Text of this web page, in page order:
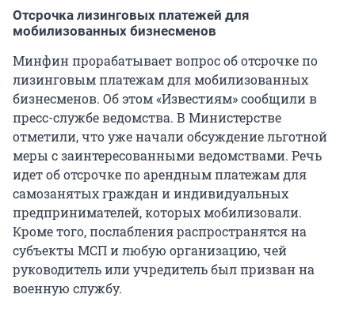
Отсрочка лизинговых платежей для
мобилизованных бизнесменов
Минфин прорабатывает вопрос об отсрочке по
лизинговым платежам для мобилизованных
бизнесменов. Об этом «Известиям» сообщили в
пресс-службе ведомства. В Министерстве
отметили, что уже начали обсуждение льготной
меры с заинтересованными ведомствами. Речь
идет об отсрочке по арендным платежам для
самозанятых граждан и индивидуальных
предпринимателей, которых мобилизовали.
Кроме того, послабления распространятся на
субъекты МСП и любую организацию, чей
руководитель или учредитель был призван на
военную службу.